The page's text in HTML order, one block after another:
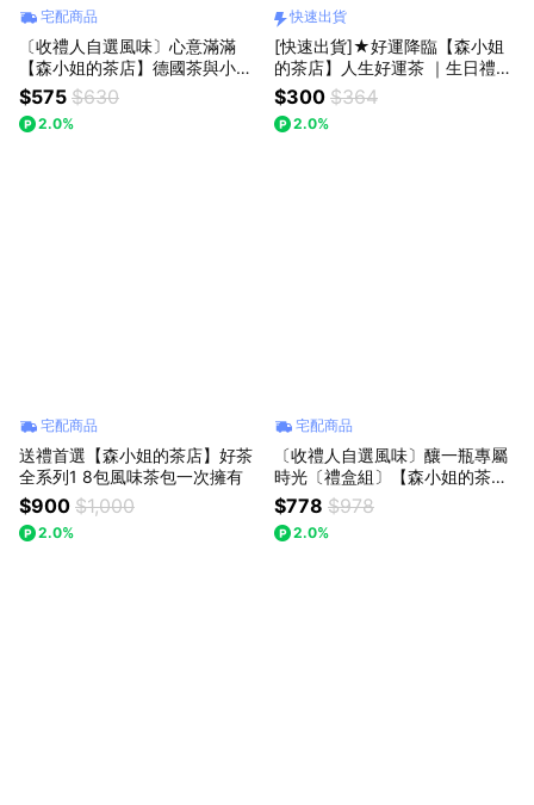
宅配商品
〔收禮人自選風味〕心意滿滿
【森小姐的茶店】德國茶與小花
束禮盒 祝福感謝永生花
$575 $630
2.0%
快速出貨
[快速出貨]★好運降臨【森小姐
的茶店】人生好運茶 ｜生日禮物
加油打氣 畢業禮物
$300 $364
2.0%
宅配商品
送禮首選【森小姐的茶店】好茶
全系列1 8包風味茶包一次擁有
$900 $1,000
2.0%
宅配商品
〔收禮人自選風味〕釀一瓶專屬
時光〔禮盒組〕【森小姐的茶
店】自製風味調酒香料瓶
$778 $978
2.0%